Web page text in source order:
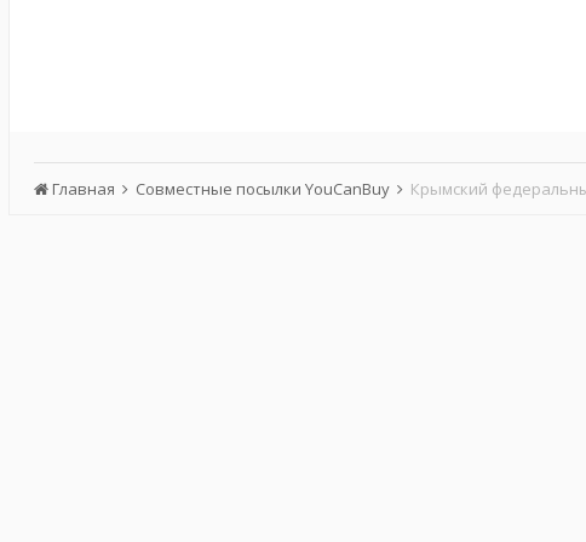
Главная Совместные посылки YouCanBuy Крымский